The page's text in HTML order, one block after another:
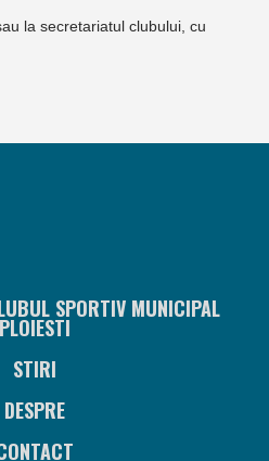
la secretariatul clubului, cu
SPORTIV MUNICIPAL
PLOIESTI
STIRI
DESPRE